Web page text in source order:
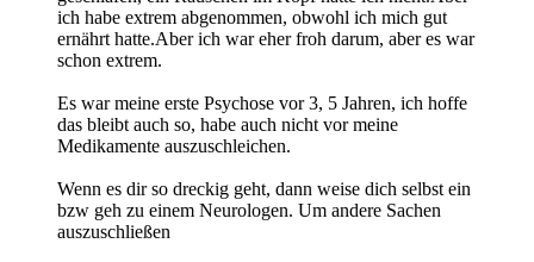
ich habe extrem abgenommen, obwohl ich mich gut
ernährt hatte.Aber ich war eher froh darum, aber es war
schon extrem.
Es war meine erste Psychose vor 3, 5 Jahren, ich hoffe
das bleibt auch so, habe auch nicht vor meine
Medikamente auszuschleichen.
Wenn es dir so dreckig geht, dann weise dich selbst ein
bzw geh zu einem Neurologen. Um andere Sachen
auszuschließen